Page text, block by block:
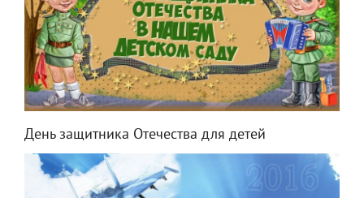
День защитника Отечества для детей